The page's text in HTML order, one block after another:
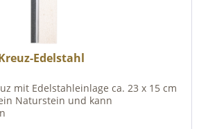
Edelstahl
mit Edelstahleinlage ca. 23 x 15 cm
Naturstein und kann